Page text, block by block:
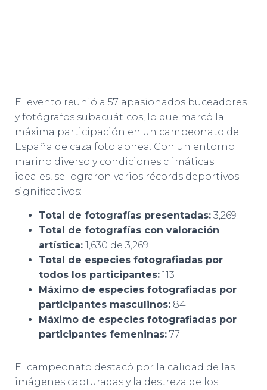
El evento reunió a 57 apasionados buceadores
y fotógrafos subacuáticos, lo que marcó la
máxima participación en un campeonato de
España de caza foto apnea. Con un entorno
marino diverso y condiciones climáticas
ideales, se lograron varios récords deportivos
significativos:
Total de fotografías presentadas: 3,269
Total de fotografías con valoración
artística: 1,630 de 3,269
Total de especies fotografiadas por
todos los participantes: 113
Máximo de especies fotografiadas por
participantes masculinos: 84
Máximo de especies fotografiadas por
participantes femeninas: 77
El campeonato destacó por la calidad de las
imágenes capturadas y la destreza de los